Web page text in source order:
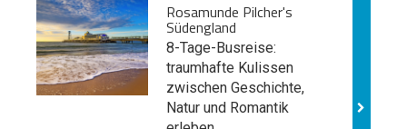
Rosamunde Pilcher's
Südengland
8-Tage-Busreise:
traumhafte Kulissen
zwischen Geschichte,
Natur und Romantik